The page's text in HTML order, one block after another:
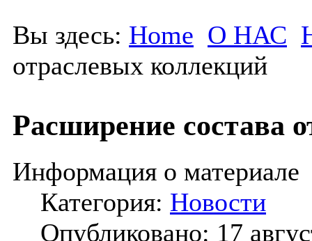
Вы здесь: Home О НАС
отраслевых коллекций
Расширение состава
Информация о материале
Категория: Новости
Опубликовано: 17